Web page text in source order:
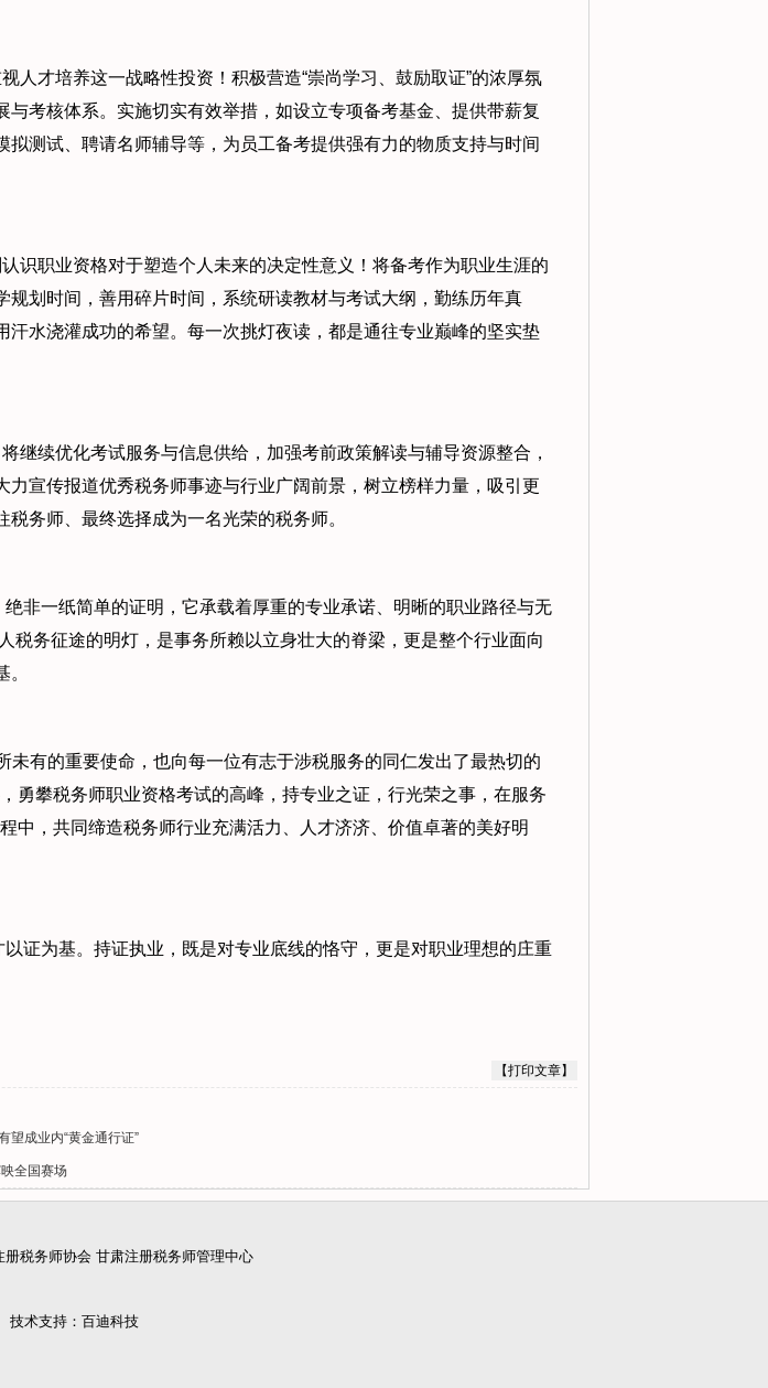
人才培养这一战略性投资！积极营造“崇尚学习、鼓励取证”的浓厚氛
与考核体系。实施切实有效举措，如设立专项备考基金、提供带薪复
拟测试、聘请名师辅导等，为员工备考提供强有力的物质支持与时间
识职业资格对于塑造个人未来的决定性意义！将备考作为职业生涯的
规划时间，善用碎片时间，系统研读教材与考试大纲，勤练历年真
汗水浇灌成功的希望。每一次挑灯夜读，都是通往专业巅峰的坚实垫
将继续优化考试服务与信息供给，加强考前政策解读与辅导资源整合，
力宣传报道优秀税务师事迹与行业广阔前景，树立榜样力量，吸引更
务师、最终选择成为一名光荣的税务师。
非一纸简单的证明，它承载着厚重的专业承诺、明晰的职业路径与无
税务征途的明灯，是事务所赖以立身壮大的脊梁，更是整个行业面向
未有的重要使命，也向每一位有志于涉税服务的同仁发出了最热切的
勇攀税务师职业资格考试的高峰，持专业之证，行光荣之事，在服务
中，共同缔造税务师行业充满活力、人才济济、价值卓著的美好明
证为基。持证执业，既是对专业底线的恪守，更是对职业理想的庄重
望成业内“黄金通行证”
全国赛场
册税务师协会 甘肃注册税务师管理中心
技术支持：百迪科技